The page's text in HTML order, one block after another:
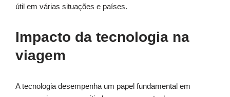
útil em várias situações e países.
Impacto da tecnologia na
viagem
A tecnologia desempenha um papel fundamental em